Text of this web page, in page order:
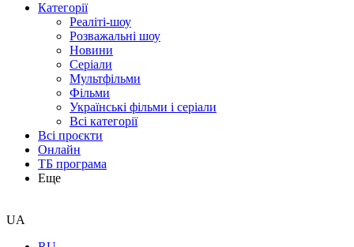
Категорії
Реаліті-шоу
Розважальні шоу
Новини
Серіали
Мультфільми
Фільми
Українські фільми і серіали
Всі категорії
Всі проєкти
Онлайн
ТБ програма
Еще
UA